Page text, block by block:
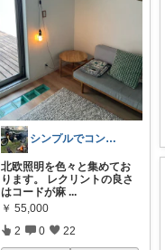
シンプルでコンパクトな暮らしとアウトドア
北欧照明を色々と集めてお
ります。 レクリントの良さ
はコードが麻 ...
￥ 55,000
2 0 22